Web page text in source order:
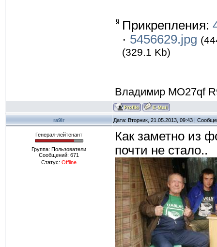
Прикрепления:
· 5456629.jpg
(329.1 Kb)
Владимир MO27qf
ra9lr Дата: Вторник, 21.05.2013, 09:43 |
Генерал-лейтенант
Группа: Пользователи
Сообщений: 671
Статус: Offline
Как заметно из
почти не стало..